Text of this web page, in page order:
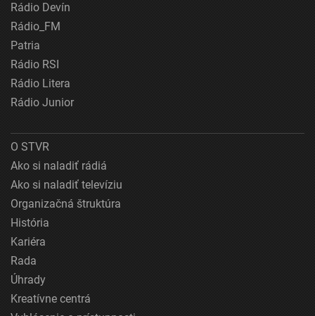
Rádio Devín
Rádio_FM
Patria
Rádio RSI
Rádio Litera
Rádio Junior
O STVR
Ako si naladiť rádiá
Ako si naladiť televíziu
Organizačná štruktúra
História
Kariéra
Rada
Úhrady
Kreatívne centrá